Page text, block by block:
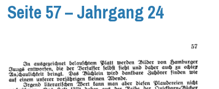
Seite 57 – Jahrgang 24